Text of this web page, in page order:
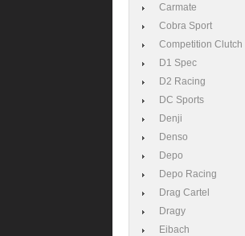
Carmate
Cobra Sport
Competition Clutch
D1 Spec
D2 Racing
DC Sports
Denji
Denso
Depo
Depo Racing
Drag Cartel
Dragy
Eibach